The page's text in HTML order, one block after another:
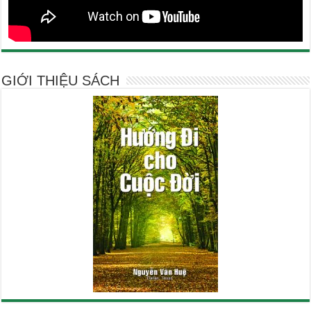
GIỚI THIỆU SÁCH